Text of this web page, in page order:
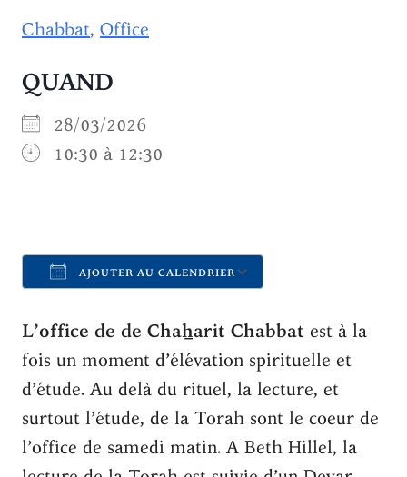
Chabbat, Office
QUAND
28/03/2026
10:30 à 12:30
AJOUTER AU CALENDRIER
Télécharger ICS Calendrier
L’office de de Chah̲arit Chabbat est à la
fois un moment d’élévation spirituelle et
d’étude. Au delà du rituel, la lecture, et
surtout l’étude, de la Torah sont le coeur de
l’office de samedi matin. A Beth Hillel, la